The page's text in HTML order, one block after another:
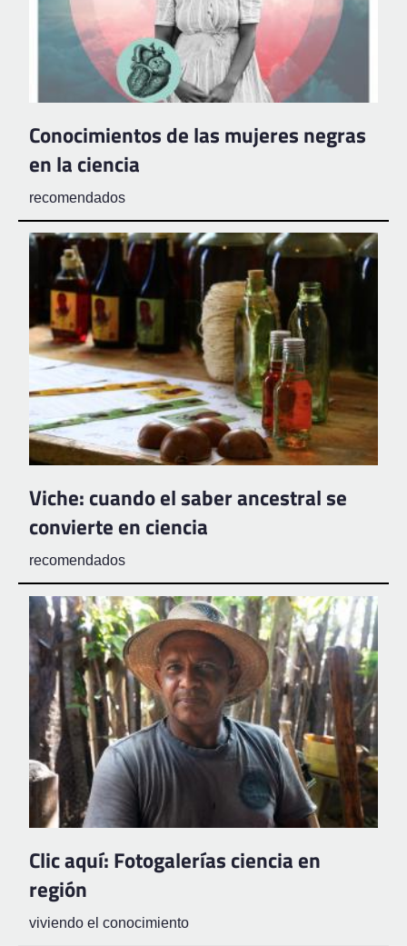
Conocimientos de las mujeres negras
en la ciencia
recomendados
Viche: cuando el saber ancestral se
convierte en ciencia
recomendados
Clic aquí: Fotogalerías ciencia en
región
viviendo el conocimiento